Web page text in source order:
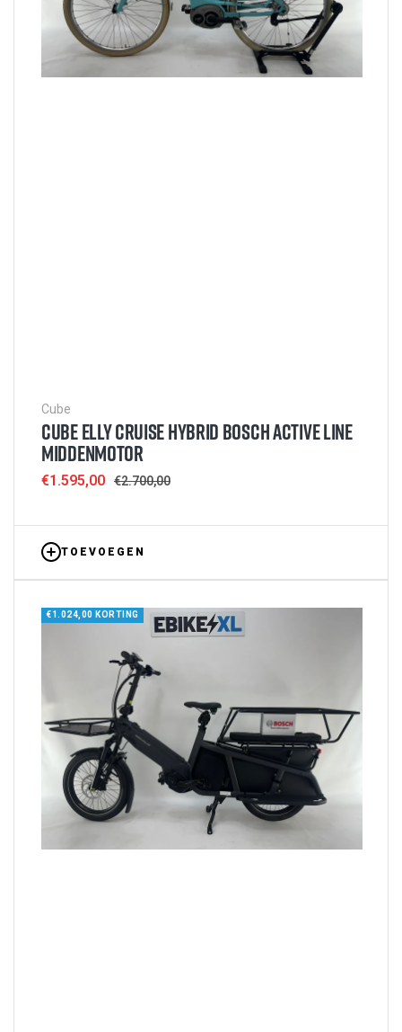
Cube
CUBE ELLY CRUISE HYBRID BOSCH ACTIVE LINE
MIDDENMOTOR
Sale
€1.595,00 Regular
€2.700,00
TOEVOEGEN
€1.024,00 KORTING